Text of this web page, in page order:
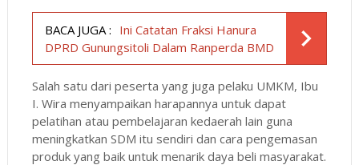
BACA JUGA : Ini Catatan Fraksi Hanura
DPRD Gunungsitoli Dalam Ranperda BMD
Salah satu dari peserta yang juga pelaku UMKM, Ibu
I. Wira menyampaikan harapannya untuk dapat
pelatihan atau pembelajaran kedaerah lain guna
meningkatkan SDM itu sendiri dan cara pengemasan
produk yang baik untuk menarik daya beli masyarakat.